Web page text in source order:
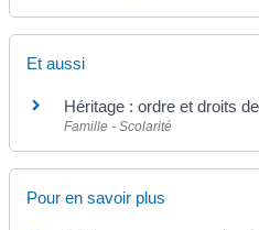
Et aussi
Héritage : ordre et droits
Famille - Scolarité
Pour en savoir plus